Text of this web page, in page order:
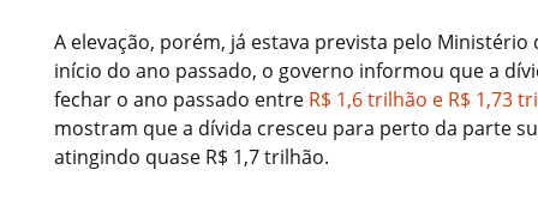
A elevação, porém, já estava prevista pelo Ministério
início do ano passado, o governo informou que a
fechar o ano passado entre R$ 1,6 trilhão e R$ 1,73
mostram que a dívida cresceu para perto da parte
atingindo quase R$ 1,7 trilhão.